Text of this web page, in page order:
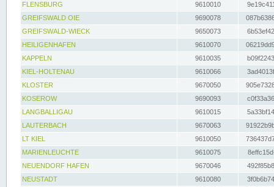
FLENSBURG
9610010
GREIFSWALD OIE
9690078
GREIFSWALD-WIECK
9650073
HEILIGENHAFEN
9610070
KAPPELN
9610035
KIEL-HOLTENAU
9610066
KLOSTER
9670050
KOSEROW
9690093
LANGBALLIGAU
9610015
LAUTERBACH
9670063
LT KIEL
9610050
MARIENLEUCHTE
9610075
NEUENDORF HAFEN
9670046
NEUSTADT
9610080